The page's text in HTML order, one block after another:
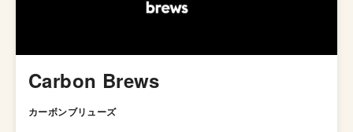
Carbon Brews
カーボンブリューズ